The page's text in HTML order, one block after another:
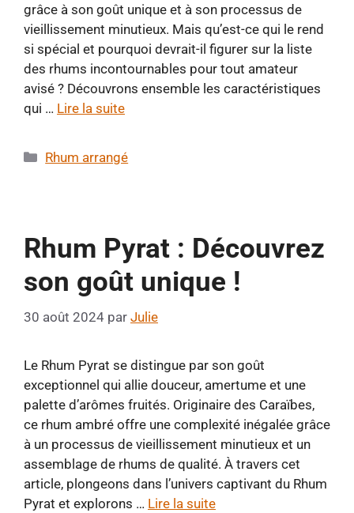
grâce à son goût unique et à son processus de
vieillissement minutieux. Mais qu’est-ce qui le rend
si spécial et pourquoi devrait-il figurer sur la liste
des rhums incontournables pour tout amateur
avisé ? Découvrons ensemble les caractéristiques
qui … Lire la suite
Catégories
Rhum arrangé
Rhum Pyrat : Découvrez
son goût unique !
30 août 2024 par Julie
Le Rhum Pyrat se distingue par son goût
exceptionnel qui allie douceur, amertume et une
palette d’arômes fruités. Originaire des Caraïbes,
ce rhum ambré offre une complexité inégalée grâce
à un processus de vieillissement minutieux et un
assemblage de rhums de qualité. À travers cet
article, plongeons dans l’univers captivant du Rhum
Pyrat et explorons … Lire la suite